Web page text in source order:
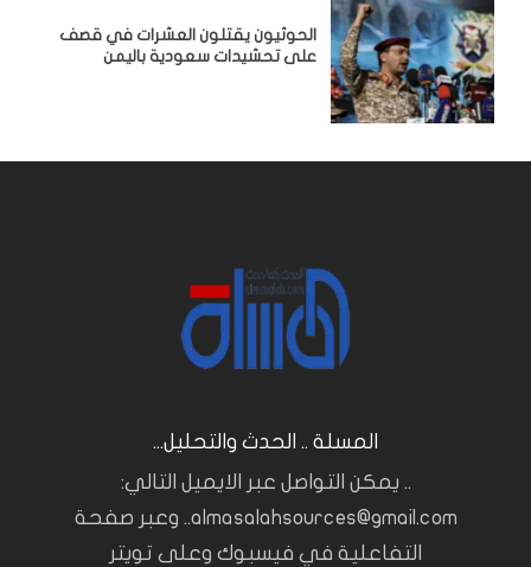
الحوثيون يقتلون العشرات في قصف
على تحشيدات سعودية باليمن
المسلة .. الحدث والتحليل...
.. يمكن التواصل عبر الايميل التالي:
almasalahsources@gmail.com.. وعبر صفحة
التفاعلية في فيسبوك وعلى تويتر